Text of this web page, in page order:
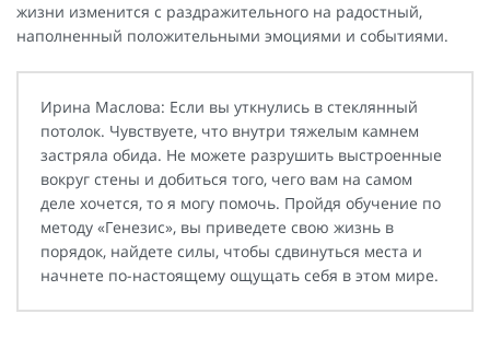
жизни изменится с раздражительного на радостный,
наполненный положительными эмоциями и событиями.
Ирина Маслова: Если вы уткнулись в стеклянный
потолок. Чувствуете, что внутри тяжелым камнем
застряла обида. Не можете разрушить выстроенные
вокруг стены и добиться того, чего вам на самом
деле хочется, то я могу помочь. Пройдя обучение по
методу «Генезис», вы приведете свою жизнь в
порядок, найдете силы, чтобы сдвинуться места и
начнете по-настоящему ощущать себя в этом мире.